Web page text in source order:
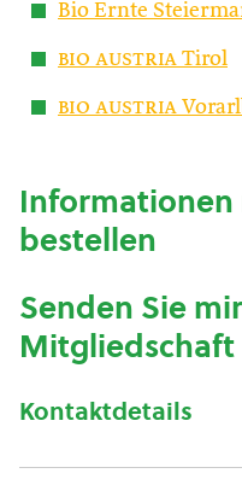
Bio Ernte
bio austria Tirol
bio austria
bestellen
Senden Sie
Mitgliedschaft
Kontaktdetails